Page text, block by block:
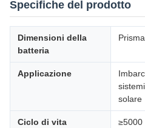
Specifiche del prodotto
Dimensioni della
batteria
Applicazione
solare
Ciclo di vita ≥5000